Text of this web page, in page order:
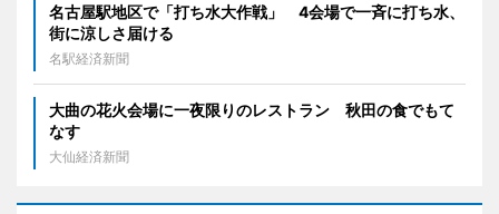
名古屋駅地区で「打ち水大作戦」 4会場で一斉に打ち水、
街に涼しさ届ける
名駅経済新聞
大曲の花火会場に一夜限りのレストラン 秋田の食でもて
なす
大仙経済新聞